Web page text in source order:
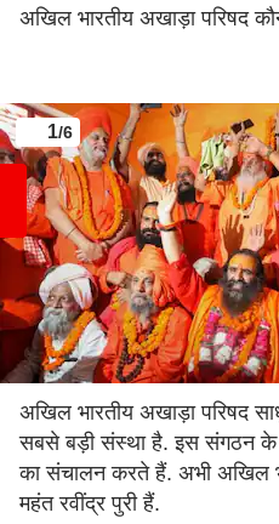
अखिल भारतीय अखाड़ा परिषद
1/6
अखिल भारतीय अखाड़ा परिषद
सबसे बड़ी संस्था है. इस संगठन के
का संचालन करते हैं. अभी अखिल
महंत रवींद्र पुरी हैं.